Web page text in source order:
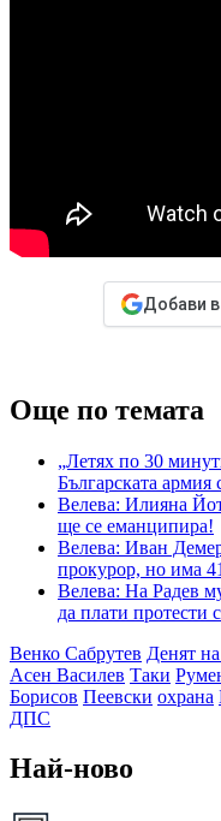
Добави
Още по темата
„Летях по 30
Българската
Велева: Илияна
ще се еманципира!
Велева: Иван
прокурор, но има
Велева: На Радев
да плати протести
Венко Сабрутев Денят
Асен Василев Таки
Борисов Пеевски охрана
ДПС
Най-ново